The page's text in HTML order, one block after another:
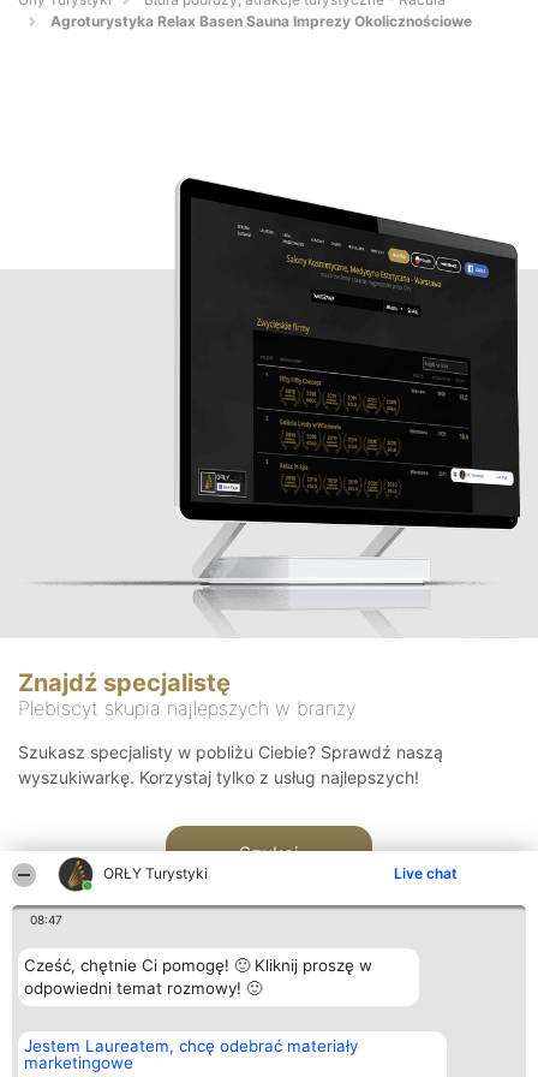
ORŁY Turystyki Live chat
08:47
Cześć, chętnie Ci pomogę! 🙂 Kliknij proszę w
odpowiedni temat rozmowy! 🙂
Jestem Laureatem, chcę odebrać materiały
marketingowe
Agroturystyka Relax Basen Sauna Imprezy Okolicznościowe
Znajdź specjalistę
Plebiscyt skupia najlepszych w branży
Szukasz specjalisty w pobliżu Ciebie? Sprawdź naszą
wyszukiwarkę. Korzystaj tylko z usług najlepszych!
Szukaj
Organizator plebiscytu
Bright Side Solutions sp. z o.
o. sp. k.
Plebiscyt
Laureaci
Kontakt
Kontakt